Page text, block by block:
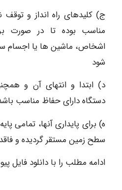
ج) کلیدهای راه انداز و توقف
مناسب بوده تا در صورت
اشخاص، ماشین ها یا اجسام
شود
د) ابتدا و انتهای آن و
دستگاه دارای حفاظ مناسب
ه) برای پایداری آنها، تمامی
سطح زمین مستقر گردیده و
ادامه مطلب را با دانلود فایل